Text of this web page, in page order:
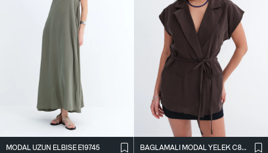
MODAL UZUN ELBISE E19745
BAĞLAMALI MODAL YELEK C8021